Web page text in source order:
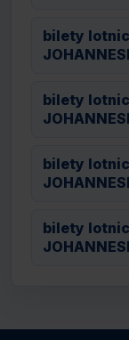
bilety
bilety
bilety
bilety